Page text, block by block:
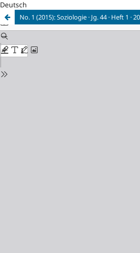
Deutsch
No. 1 (2015): Soziologie · Jg. 44 · Heft 1 ·